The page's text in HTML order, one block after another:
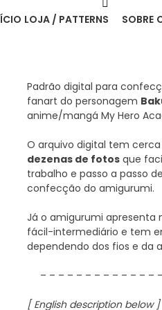
LOJA / PATTERNS SOBRE
Padrão digital para
fanart do personagem
anime/mangá My Hero
O arquivo digital tem
dezenas de fotosque
trabalho e passo a passo
confecção do amigurumi.
Já o amigurumi apresenta
fácil-intermediário e tem
dependendo dos fios e da
– – – – – – – – – – – – –
[ English description below ]